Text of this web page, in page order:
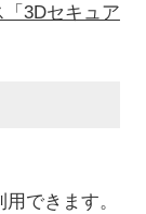
3Dセキュア
できます。